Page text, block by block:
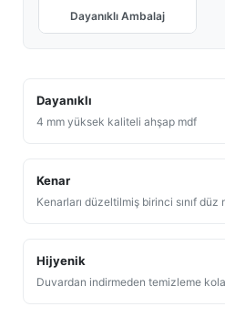
Dayanıklı Ambalaj
Dayanıklı
4 mm yüksek kaliteli ahşap mdf
Kenar
Kenarları düzeltilmiş birinci sınıf düz
Hijyenik
Duvardan indirmeden temizleme